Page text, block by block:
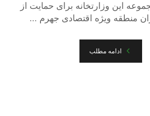
این وزارتخانه برای حمایت از
منطقه ویژه اقتصادی جهرم ...
ادامه مطلب